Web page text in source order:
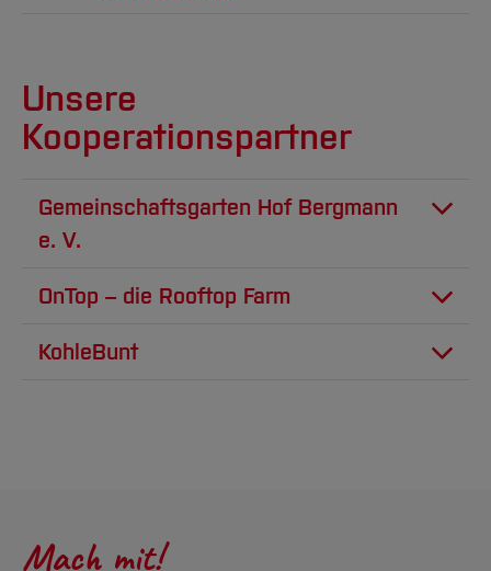
Unsere
Kooperationspartner
Gemeinschaftsgarten Hof Bergmann
e. V.
OnTop – die Rooftop Farm
KohleBunt
Mach mit!